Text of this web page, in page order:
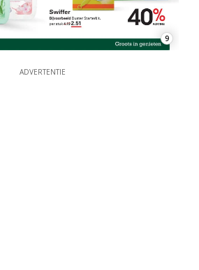
9
ADVERTENTIE